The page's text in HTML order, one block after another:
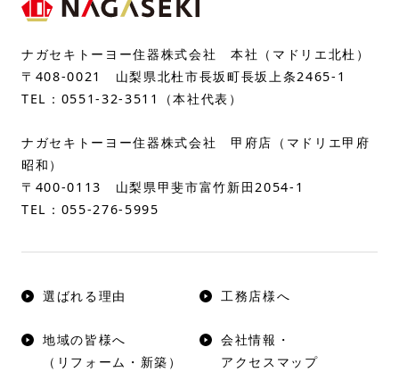
ナガセキトーヨー住器株式会社 本社（マドリエ北杜）
〒408-0021 山梨県北杜市長坂町長坂上条2465-1
TEL： 0551-32-3511 （本社代表）
ナガセキトーヨー住器株式会社 甲府店（マドリエ甲府
昭和）
〒400-0113 山梨県甲斐市富竹新田2054-1
TEL： 055-276-5995
選ばれる理由 工務店様へ
地域の皆様へ
（リフォーム・新築）
会社情報・
アクセスマップ